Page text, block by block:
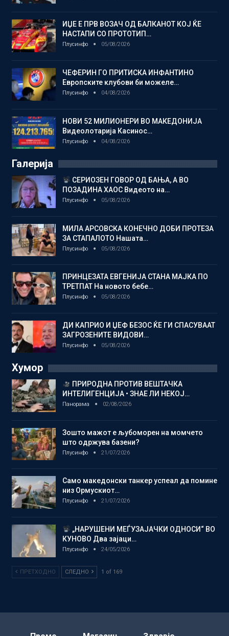
ИЏЕ Е ПРВ ВОЗАЧ ОД БАЛКАНОТ КОЈ ЌЕ
НАСТАПИ СО ПРОТОТИП…
Плусинфо 05/08/2026
ЧЕФЕРИН ГО ПРИТИСКА ИНФАНТИНО
Европските клубови би можеле…
Плусинфо 04/08/2026
НОВИ 52 МИЛИОНЕРИ ВО МАКЕДОНИЈА
Видеолотарија Касинос…
Плусинфо 04/08/2026
Галерија
СЕРИОЗЕН ГОВОР ОД БАЊА, А ВО
ПОЗАДИНА ХАОС Видеото на…
Плусинфо 05/08/2026
МИЛА АРСОВСКА КОНЕЧНО ДОБИ ПРОТЕЗА
ЗА СТАПАЛОТО Нашата…
Плусинфо 05/08/2026
ПРИНЦЕЗАТА ЕВГЕНИЈА СТАНА МАЈКА ПО
ТРЕТПАТ На новото бебе…
Плусинфо 05/08/2026
ДИ КАПРИО И ЏЕФ БЕЗОС ЌЕ ГИ СПАСУВААТ
ЗАГРОЗЕНИТЕ ВИДОВИ…
Плусинфо 05/08/2026
Хумор
ПРИРОДНА ПРОТИВ ВЕШТАЧКА
ИНТЕЛИГЕНЦИЈА • ЗНАЕ ЛИ НЕКОЈ…
Панорама 02/08/2026
Зошто мажот е љубоморен на момчето
што одржува базени?
Плусинфо 21/07/2026
Само македонски танкер успеал да помине
низ Ормускиот…
Плусинфо 21/07/2026
„НАРУШЕНИ МЕЃУЗАЈАЧКИ ОДНОСИ“ ВО
КУНОВО Два зајаци…
Плусинфо 24/05/2026
ПРЕТХОДНО СЛЕДНО 1 of 169